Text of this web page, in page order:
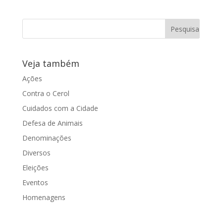
Veja também
Ações
Contra o Cerol
Cuidados com a Cidade
Defesa de Animais
Denominações
Diversos
Eleições
Eventos
Homenagens